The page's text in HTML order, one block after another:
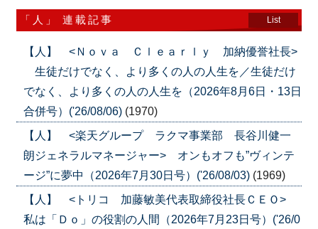
「人」 連載記事 List
【人】 <Ｎｏｖａ Ｃｌｅａｒｌｙ 加納優誉社長>
生徒だけでなく、より多くの人の人生を／生徒だけ
でなく、より多くの人の人生を（2026年8月6日・13日
合併号）('26/08/06) (1970)
【人】 <楽天グループ ラクマ事業部 長谷川健一
朗ジェネラルマネージャー> オンもオフも”ヴィンテ
ージ”に夢中（2026年7月30日号）('26/08/03) (1969)
【人】 <トリコ 加藤敏美代表取締役社長ＣＥＯ>
私は「Ｄｏ」の役割の人間（2026年7月23日号）('26/0